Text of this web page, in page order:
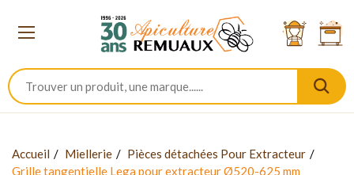
Accueil Miellerie
Pièces détachées Pour Extracteur
Grille tangentielle Lega pour extracteur Ø520-625 mm